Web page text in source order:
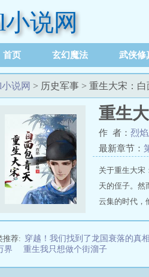
小说网
首页 玄幻魔法 武侠修
足迹记录
小说网 > 历史军事 > 重生大宋：
重生
作 者： 烈
最新章节：
关于重生大宋
天的侄子。然
云集的时代，
推荐: 穿越！我们找到了龙国衰落的真相
界
重生我只想做个街溜子